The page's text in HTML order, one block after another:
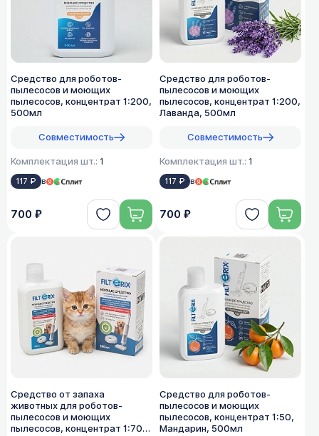
Средство для роботов-
пылесосов и моющих
пылесосов, концентрат 1:200,
500мл
Совместимость
Комплектация шт.: 1
117 ₽ в
700 ₽
Средство для роботов-
пылесосов и моющих
пылесосов, концентрат 1:200,
Лаванда, 500мл
Совместимость
Комплектация шт.: 1
117 ₽ в
700 ₽
Средство от запаха
животных для роботов-
пылесосов и моющих
пылесосов, концентрат 1:70,
Средство для роботов-
пылесосов и моющих
пылесосов, концентрат 1:50,
Мандарин, 500мл